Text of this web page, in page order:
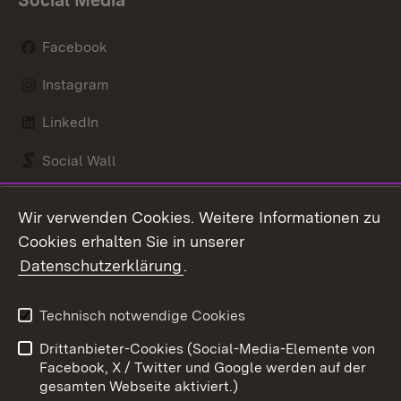
Facebook
Instagram
LinkedIn
Social Wall
Kontakt
Barrierefreiheit
Impressum
Cookies
Wir verwenden Cookies. Weitere Informationen zu
Cookies erhalten Sie in unserer
Datenschutzerklärung.
Technisch notwendige Cookies
Drittanbieter-Cookies (Social-Media-Elemente von
Facebook, X / Twitter und Google werden auf der
gesamten Webseite aktiviert.)